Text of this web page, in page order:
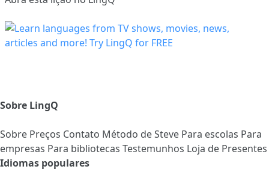
Sobre LingQ
Sobre Preços Contato Método de Steve Para escolas Para
empresas Para bibliotecas Testemunhos Loja de Presentes
Idiomas populares